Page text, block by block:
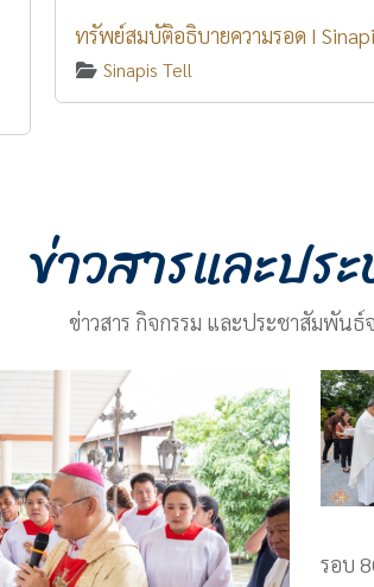
ทรัพย์สมบัติอธิบายความรอด I
Sinapis Tell
ข่าวสารและปร
ข่าวสาร กิจกรรม และประชาสัมพัน
รอบ